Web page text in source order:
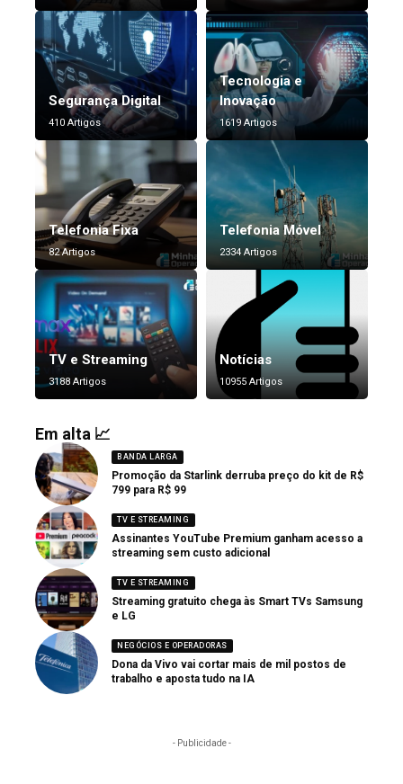
Segurança Digital
410 Artigos
Tecnologia e
Inovação
1619 Artigos
Telefonia Fixa
82 Artigos
Telefonia Móvel
2334 Artigos
TV e Streaming
3188 Artigos
Notícias
10955 Artigos
Em alta 📈
BANDA LARGA
Promoção da Starlink derruba preço do kit de R$
799 para R$ 99
TV E STREAMING
Assinantes YouTube Premium ganham acesso a
streaming sem custo adicional
TV E STREAMING
Streaming gratuito chega às Smart TVs Samsung
e LG
NEGÓCIOS E OPERADORAS
Dona da Vivo vai cortar mais de mil postos de
trabalho e aposta tudo na IA
- Publicidade -